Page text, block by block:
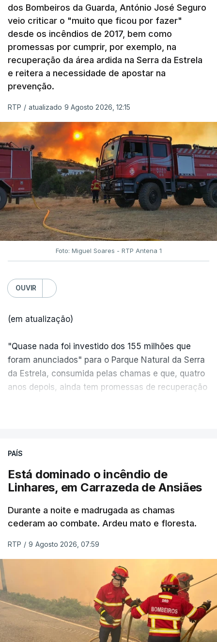
dos Bombeiros da Guarda, António José Seguro
veio criticar o "muito que ficou por fazer"
desde os incêndios de 2017, bem como
promessas por cumprir, por exemplo, na
recuperação da área ardida na Serra da Estrela
e reitera a necessidade de apostar na
prevenção.
RTP / atualizado 9 Agosto 2026, 12:15
Foto: Miguel Soares - RTP Antena 1
OUVIR
(em atualização)
"Quase nada foi investido dos 155 milhões que
foram anunciados" para o Parque Natural da Serra
da Estrela, consumida pelas chamas e que, quatro
anos depois, ainda tem promessas de recuperação
ESTE CONTEÚDO ESTÁ NESTE
PAÍS
Está dominado o incêndio de
Linhares, em Carrazeda de Ansiães
Durante a noite e madrugada as chamas
cederam ao combate. Ardeu mato e floresta.
RTP / 9 Agosto 2026, 07:59